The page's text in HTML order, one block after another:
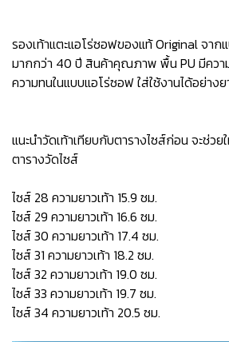
รองเท้าแตะแอโร่ซอฟของแท้ Original จา
มากกว่า 40 ปี สินค้าคุณภาพ พื้น PU มีควา
ความทนในแบบแอโร่ซอฟ ใส่ใช้งานได้อย่างย
แนะนำวัดเท้าเทียบกับตารางไซส์ก่อน จะช่วย
ตารางวัดไซส์
ไซส์ 28 ความยาวเท้า 15.9 ซม.
ไซส์ 29 ความยาวเท้า 16.6 ซม.
ไซส์ 30 ความยาวเท้า 17.4 ซม.
ไซส์ 31 ความยาวเท้า 18.2 ซม.
ไซส์ 32 ความยาวเท้า 19.0 ซม.
ไซส์ 33 ความยาวเท้า 19.7 ซม.
ไซส์ 34 ความยาวเท้า 20.5 ซม.